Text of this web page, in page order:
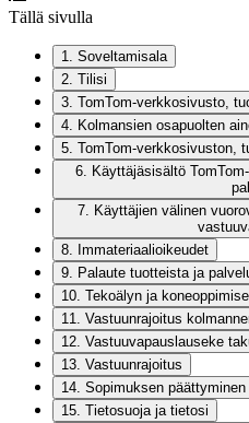
Tällä sivulla
1
Soveltamisala
2 Tilisi
3 TomTom-verkkosivusto,
4
Kolmansien osapuolten
5 TomTom-verkkosivuston,
6
Käyttäjäsisältö
7.
Käyttäjien välinen
8
Immateriaalioikeudet
9
Palaute tuotteista ja
10 Tekoälyn ja
11
Vastuunrajoitus
12 Vastuuvapauslauseke
13 Vastuunrajoitus
14 Sopimuksen päättyminen
15 Tietosuoja ja tietosi